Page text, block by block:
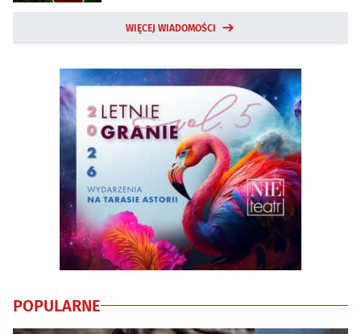
WIĘCEJ WIADOMOŚCI
POPULARNE